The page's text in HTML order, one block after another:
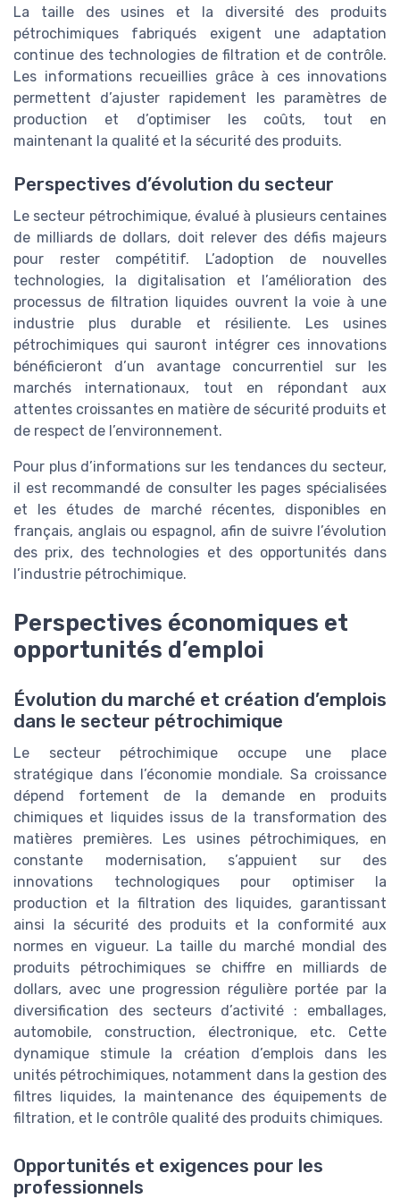
La taille des usines et la diversité des produits
pétrochimiques fabriqués exigent une adaptation
continue des technologies de filtration et de contrôle.
Les informations recueillies grâce à ces innovations
permettent d’ajuster rapidement les paramètres de
production et d’optimiser les coûts, tout en
maintenant la qualité et la sécurité des produits.
Perspectives d’évolution du secteur
Le secteur pétrochimique, évalué à plusieurs centaines
de milliards de dollars, doit relever des défis majeurs
pour rester compétitif. L’adoption de nouvelles
technologies, la digitalisation et l’amélioration des
processus de filtration liquides ouvrent la voie à une
industrie plus durable et résiliente. Les usines
pétrochimiques qui sauront intégrer ces innovations
bénéficieront d’un avantage concurrentiel sur les
marchés internationaux, tout en répondant aux
attentes croissantes en matière de sécurité produits et
de respect de l’environnement.
Pour plus d’informations sur les tendances du secteur,
il est recommandé de consulter les pages spécialisées
et les études de marché récentes, disponibles en
français, anglais ou espagnol, afin de suivre l’évolution
des prix, des technologies et des opportunités dans
l’industrie pétrochimique.
Perspectives économiques et
opportunités d’emploi
Évolution du marché et création d’emplois
dans le secteur pétrochimique
Le secteur pétrochimique occupe une place
stratégique dans l’économie mondiale. Sa croissance
dépend fortement de la demande en produits
chimiques et liquides issus de la transformation des
matières premières. Les usines pétrochimiques, en
constante modernisation, s’appuient sur des
innovations technologiques pour optimiser la
production et la filtration des liquides, garantissant
ainsi la sécurité des produits et la conformité aux
normes en vigueur. La taille du marché mondial des
produits pétrochimiques se chiffre en milliards de
dollars, avec une progression régulière portée par la
diversification des secteurs d’activité : emballages,
automobile, construction, électronique, etc. Cette
dynamique stimule la création d’emplois dans les
unités pétrochimiques, notamment dans la gestion des
filtres liquides, la maintenance des équipements de
filtration, et le contrôle qualité des produits chimiques.
Opportunités et exigences pour les
professionnels